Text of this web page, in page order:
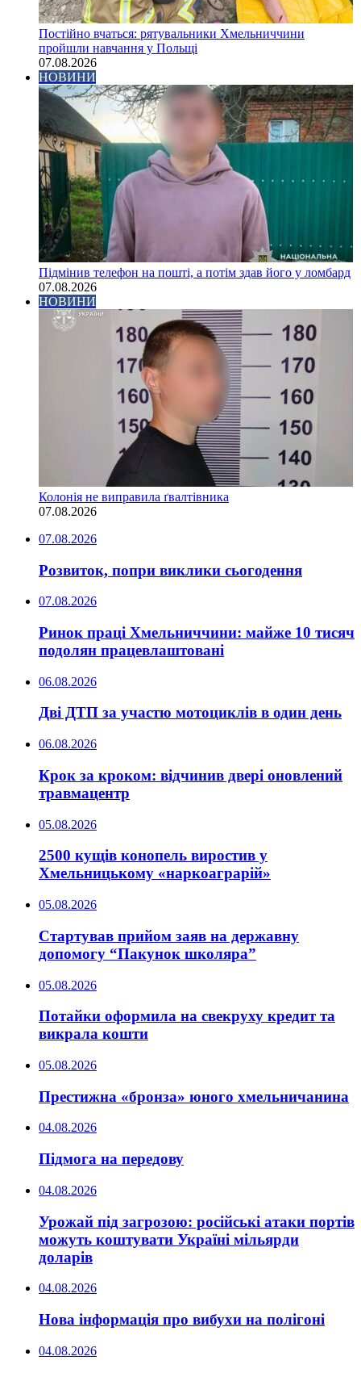
Постійно вчаться: рятувальники Хмельниччини
пройшли навчання у Польщі
07.08.2026
НОВИНИ
Підмінив телефон на пошті, а потім здав його у ломбард
07.08.2026
НОВИНИ
Колонія не виправила ґвалтівника
07.08.2026
07.08.2026
Розвиток, попри виклики сьогодення
07.08.2026
Ринок праці Хмельниччини: майже 10 тисяч
подолян працевлаштовані
06.08.2026
Дві ДТП за участю мотоциклів в один день
06.08.2026
Крок за кроком: відчинив двері оновлений
травмацентр
05.08.2026
2500 кущів конопель виростив у
Хмельницькому «наркоаграрій»
05.08.2026
Стартував прийом заяв на державну
допомогу “Пакунок школяра”
05.08.2026
Потайки оформила на свекруху кредит та
викрала кошти
05.08.2026
Престижна «бронза» юного хмельничанина
04.08.2026
Підмога на передову
04.08.2026
Урожай під загрозою: російські атаки портів
можуть коштувати Україні мільярди
доларів
04.08.2026
Нова інформація про вибухи на полігоні
04.08.2026